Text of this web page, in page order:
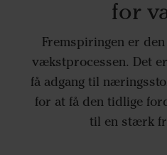
for
Fremspiringen er
vækstprocessen. Det
få adgang til
for at få den tidlige
til en stærk